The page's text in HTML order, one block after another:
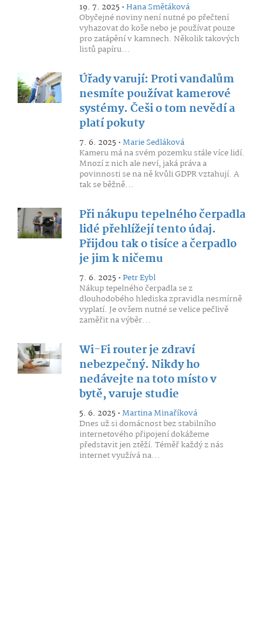
19. 7. 2025 •Hana Smětáková
Obyčejné noviny není nutné po přečtení
vyhazovat do koše nebo je používat pouze
pro zatápění v kamnech. Několik takových
listů papíru...
Úřady varují: Proti vandalům
nesmíte používat kamerové
systémy. Češi o tom nevědí a
platí pokuty
7. 6. 2025 •Marie Sedláková
Kameru má na svém pozemku stále více lidí.
Mnozí z nich ale neví, jaká práva a
povinnosti se na ně kvůli GDPR vztahují. A
tak se běžně...
Při nákupu tepelného čerpadla
lidé přehlížejí tento údaj.
Přijdou tak o tisíce a čerpadlo
je jim k ničemu
7. 6. 2025 •Petr Eybl
Nákup tepelného čerpadla se z
dlouhodobého hlediska zpravidla nesmírně
vyplatí. Je ovšem nutné se velice pečlivě
zaměřit na výběr...
Wi-Fi router je zdraví
nebezpečný. Nikdy ho
nedávejte na toto místo v
bytě, varuje studie
5. 6. 2025 •Martina Minaříková
Dnes už si domácnost bez stabilního
internetového připojení dokážeme
představit jen ztěží. Téměř každý z nás
internet využívá na...